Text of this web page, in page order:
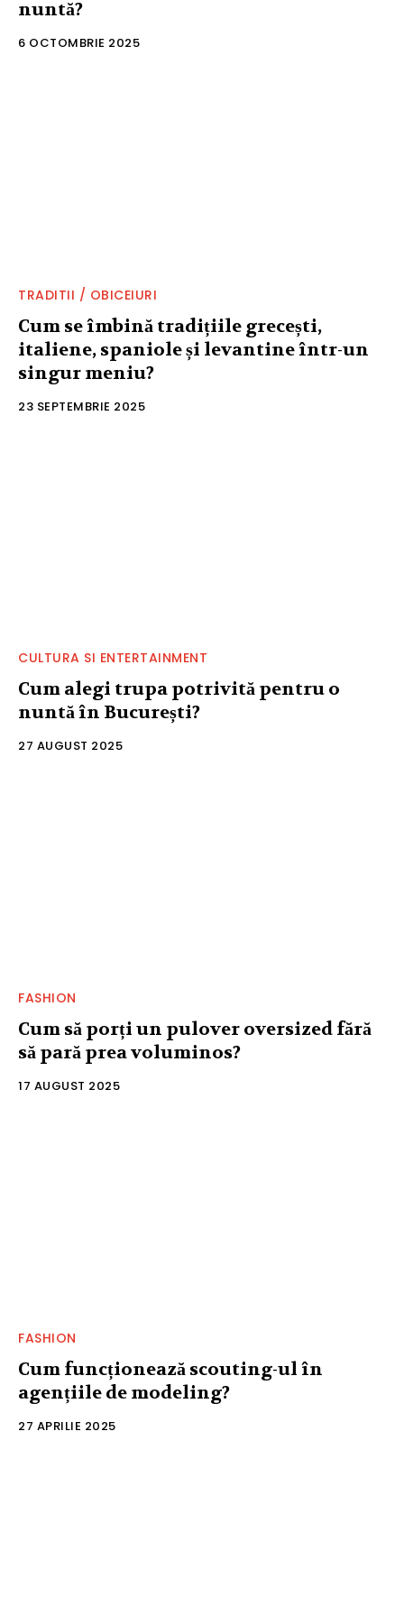
nuntă?
6 OCTOMBRIE 2025
TRADITII / OBICEIURI
Cum se îmbină tradițiile grecești,
italiene, spaniole și levantine într-un
singur meniu?
23 SEPTEMBRIE 2025
CULTURA SI ENTERTAINMENT
Cum alegi trupa potrivită pentru o
nuntă în București?
27 AUGUST 2025
FASHION
Cum să porți un pulover oversized fără
să pară prea voluminos?
17 AUGUST 2025
FASHION
Cum funcționează scouting-ul în
agențiile de modeling?
27 APRILIE 2025